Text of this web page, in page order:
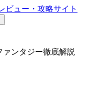
ンタジー徹底解説